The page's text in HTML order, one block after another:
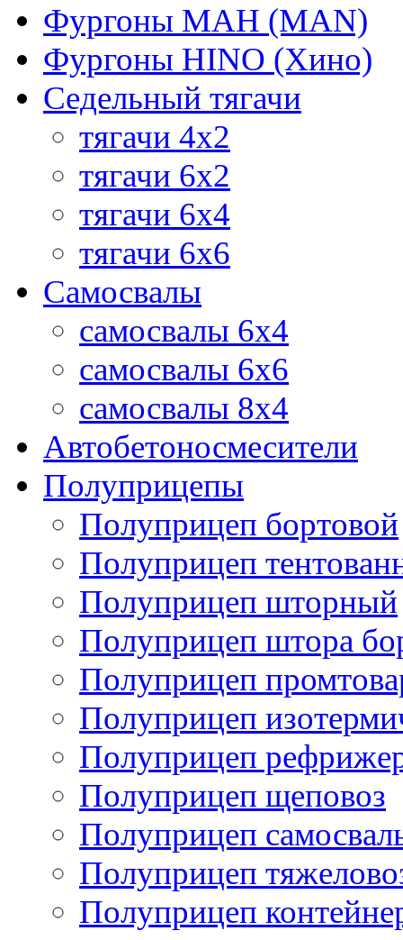
Фургоны МАН (MAN)
Фургоны HINO (Хино)
Седельный тягачи
тягачи 4х2
тягачи 6х2
тягачи 6х4
тягачи 6х6
Самосвалы
самосвалы 6x4
самосвалы 6x6
самосвалы 8x4
Автобетоносмесители
Полуприцепы
Полуприцеп бортовой
Полуприцеп
Полуприцеп шторный
Полуприцеп штора
Полуприцеп
Полуприцеп
Полуприцеп
Полуприцеп щеповоз
Полуприцеп
Полуприцеп
Полуприцеп